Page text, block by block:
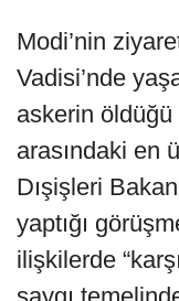
Modi’nin
Vadisi’nde
askerin
arasındaki en
Dışişleri
yaptığı
ilişkilerde